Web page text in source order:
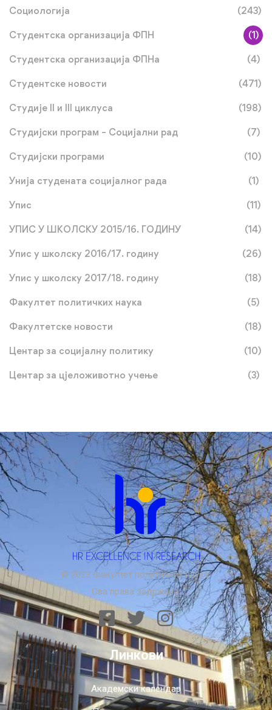
Социологија (243)
Студентска организација ФПН (1)
Студентска организација ФПНа (4)
Студентске новости (471)
Студије II и III циклуса (198)
Студијски програм – Социјални рад (7)
Студијски програми (10)
Унија студената социјалног рада (1)
Упис (11)
УПИС У ШКОЛСКУ 2015/16. ГОДИНУ (14)
Упис у школску 2016/17. годину (26)
Упис у школску 2017/18. годину (18)
Факултет политичких наука (5)
Факултетске новости (18)
Центар за социјалну политику (10)
Центар за цјеложивотно учење (3)
© 2023 Факултет политичких наука.
Сва права задржана.
Линкови
Академски календар